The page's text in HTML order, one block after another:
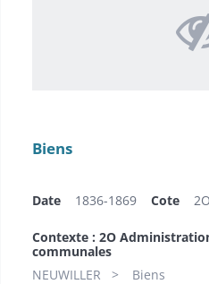
Biens
Date 1836-1869 Cote
Contexte : 2O
communales
NEUWILLER
Biens